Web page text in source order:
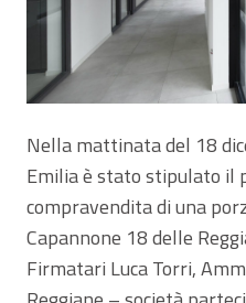
Nella mattinata del 18
Emilia è stato stipulato il
compravendita di una
Capannone 18 delle
Firmatari Luca Torri,